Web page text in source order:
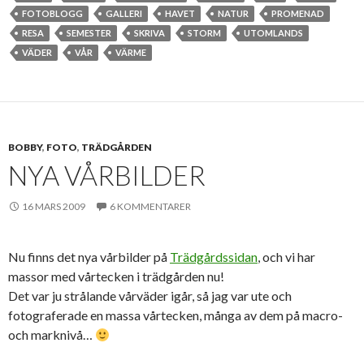
FOTOBLOGG
GALLERI HAVET NATUR
PROMENAD
RESA
SEMESTER SKRIVA STORM
UTOMLANDS
VÄDER
VÅR VÄRME
BOBBY, FOTO, TRÄDGÅRDEN
NYA VÅRBILDER
16 MARS 2009 6 KOMMENTARER
Nu finns det nya vårbilder på Trädgårdssidan, och vi har
massor med vårtecken i trädgården nu!
Det var ju strålande vårväder igår, så jag var ute och
fotograferade en massa vårtecken, många av dem på macro-
och marknivå…